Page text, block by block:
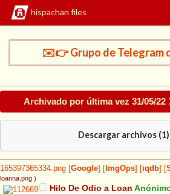
hispachan files
✉️👉 Grupo de Telegram
Archivado por última vez 31/05/22
Descargar archivos (1)
165397365334.png Google ImgOps iqdb
loanna.png )
Hilo De Odio a Loan